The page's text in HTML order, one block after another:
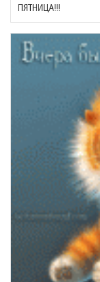
ПЯТНИЦА!!!